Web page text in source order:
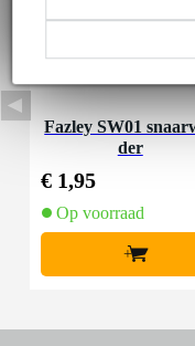
Fazley SW01
der
€ 1,95
Op voorraad
+